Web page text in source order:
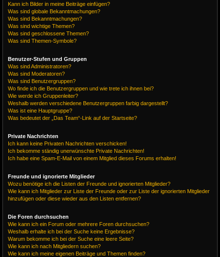
Kann ich Bilder in meine Beiträge einfügen?
Was sind globale Bekanntmachungen?
Was sind Bekanntmachungen?
Was sind wichtige Themen?
Was sind geschlossene Themen?
Was sind Themen-Symbole?
Benutzer-Stufen und Gruppen
Was sind Administratoren?
Was sind Moderatoren?
Was sind Benutzergruppen?
Wo finde ich die Benutzergruppen und wie trete ich ihnen bei?
Wie werde ich Gruppenleiter?
Weshalb werden verschiedene Benutzergruppen farbig dargestellt?
Was ist eine Hauptgruppe?
Was bedeutet der „Das Team“-Link auf der Startseite?
Private Nachrichten
Ich kann keine Privaten Nachrichten verschicken!
Ich bekomme ständig unerwünschte Private Nachrichten!
Ich habe eine Spam-E-Mail von einem Mitglied dieses Forums erhalten!
Freunde und ignorierte Mitglieder
Wozu benötige ich die Listen der Freunde und ignorierten Mitglieder?
Wie kann ich Mitglieder zur Liste der Freunde oder zur Liste der ignorierten Mitglieder
hinzufügen oder diese wieder aus den Listen entfernen?
Die Foren durchsuchen
Wie kann ich ein Forum oder mehrere Foren durchsuchen?
Weshalb erhalte ich bei der Suche keine Ergebnisse?
Warum bekomme ich bei der Suche eine leere Seite?
Wie kann ich nach Mitgliedern suchen?
Wie kann ich meine eigenen Beiträge und Themen finden?